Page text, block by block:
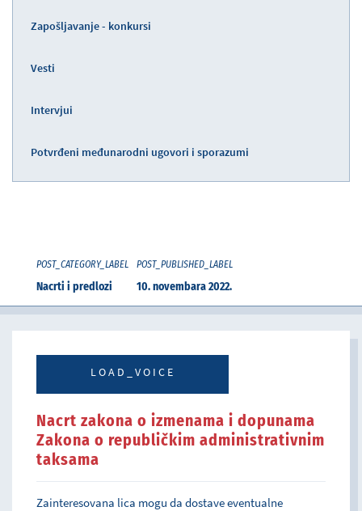
Zapošljavanje - konkursi
Vesti
Intervjui
Potvrđeni međunarodni ugovori i sporazumi
POST_CATEGORY_LABEL
Nacrti i predlozi
POST_PUBLISHED_LABEL
10. novembara 2022.
LOAD_VOICE
Nacrt zakona o izmenama i dopunama
Zakona o republičkim administrativnim
taksama
Zainteresovana lica mogu da dostave eventualne